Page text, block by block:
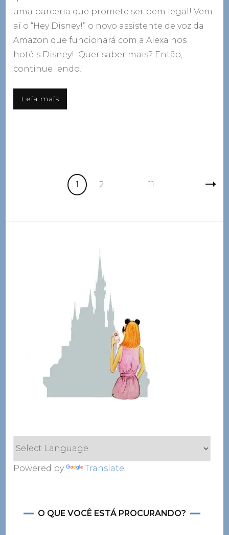
uma parceria que promete ser bem legal! Vem
aí o “Hey Disney!” o novo assistente de voz da
Amazon que funcionará com a Alexa nos
hotéis Disney! Quer saber mais? Então,
continue lendo!
Leia mais
NavegaçãoPágina
1 Página
2 … Página
11
Powered by Translate
O QUE VOCÊ ESTÁ PROCURANDO?